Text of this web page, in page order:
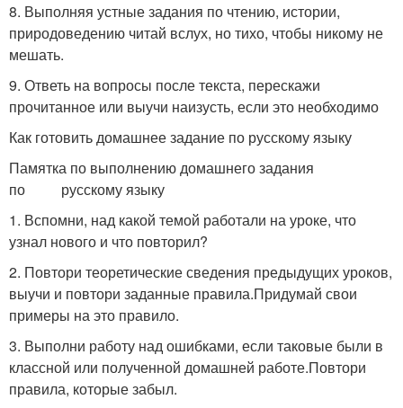
8. Выполняя устные задания по чтению, истории,
природоведению читай вслух, но тихо, чтобы никому не
мешать.
9. Ответь на вопросы после текста, перескажи
прочитанное или выучи наизусть, если это необходимо
Как готовить домашнее задание по русскому языку
Памятка по выполнению домашнего задания
по русскому языку
1. Вспомни, над какой темой работали на уроке, что
узнал нового и что повторил?
2. Повтори теоретические сведения предыдущих уроков,
выучи и повтори заданные правила.Придумай свои
примеры на это правило.
3. Выполни работу над ошибками, если таковые были в
классной или полученной домашней работе.Повтори
правила, которые забыл.